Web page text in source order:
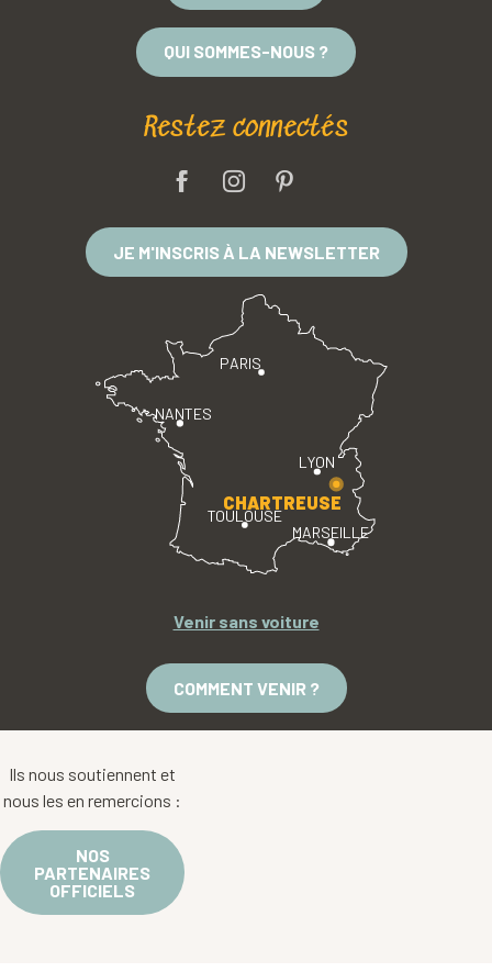
QUI SOMMES-NOUS ?
Restez connectés
JE M'INSCRIS À LA NEWSLETTER
PARIS
LYON
TOULOUSE
MARSEILLE
NANTES
CHARTREUSE
Venir sans voiture
COMMENT VENIR ?
Ils nous soutiennent et
nous les en remercions :
NOS
PARTENAIRES
OFFICIELS